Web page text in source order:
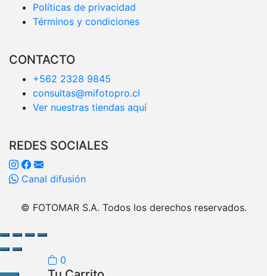
Políticas de privacidad
Términos y condiciones
CONTACTO
+562 2328 9845
consultas@mifotopro.cl
Ver nuestras tiendas aquí
REDES SOCIALES
Canal difusión
© FOTOMAR S.A. Todos los derechos reservados.
0